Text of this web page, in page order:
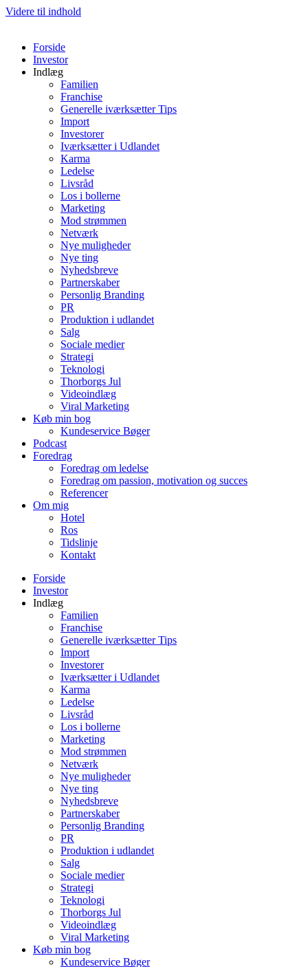
Videre til indhold
Forside
Investor
Indlæg
Familien
Franchise
Generelle iværksætter Tips
Import
Investorer
Iværksætter i Udlandet
Karma
Ledelse
Livsråd
Los i bollerne
Marketing
Mod strømmen
Netværk
Nye muligheder
Nye ting
Nyhedsbreve
Partnerskaber
Personlig Branding
PR
Produktion i udlandet
Salg
Sociale medier
Strategi
Teknologi
Thorborgs Jul
Videoindlæg
Viral Marketing
Køb min bog
Kundeservice Bøger
Podcast
Foredrag
Foredrag om ledelse
Foredrag om passion, motivation og succes
Referencer
Om mig
Hotel
Ros
Tidslinje
Kontakt
Forside
Investor
Indlæg
Familien
Franchise
Generelle iværksætter Tips
Import
Investorer
Iværksætter i Udlandet
Karma
Ledelse
Livsråd
Los i bollerne
Marketing
Mod strømmen
Netværk
Nye muligheder
Nye ting
Nyhedsbreve
Partnerskaber
Personlig Branding
PR
Produktion i udlandet
Salg
Sociale medier
Strategi
Teknologi
Thorborgs Jul
Videoindlæg
Viral Marketing
Køb min bog
Kundeservice Bøger